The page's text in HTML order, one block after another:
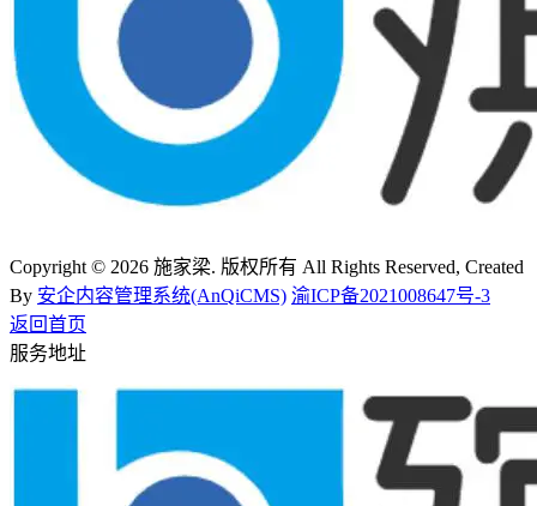
Copyright © 2026 施家梁. 版权所有 All Rights Reserved, Created
By 安企内容管理系统(AnQiCMS) 渝ICP备2021008647号-3
返回首页
服务地址